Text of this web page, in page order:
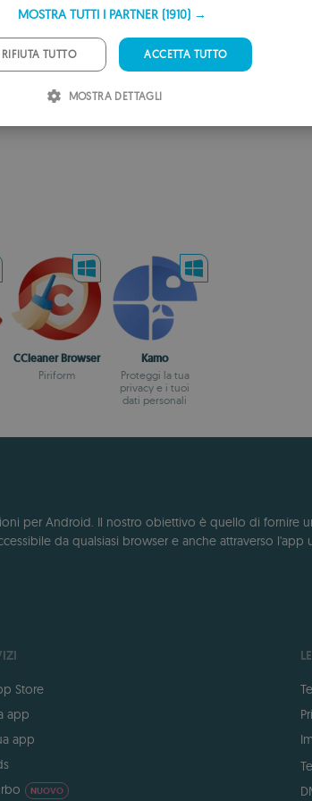
CCleaner Browser
Piriform
Kamo
Proteggi la tua
privacy e i tuoi
dati personali
per Android. Il nostro obiettivo è quello di fornire
da qualsiasi browser e anche attraverso l'app
Store
app
app
NUOVO
MOSTRA TUTTI I PARTNER (1910) →
ACCETTA TUTTO
RIFIUTA TUTTO
MOSTRA DETTAGLI